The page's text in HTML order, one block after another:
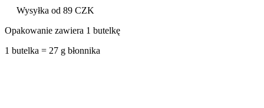
Wysyłka od 89 CZK
Opakowanie zawiera 1 butelkę
1 butelka = 27 g błonnika